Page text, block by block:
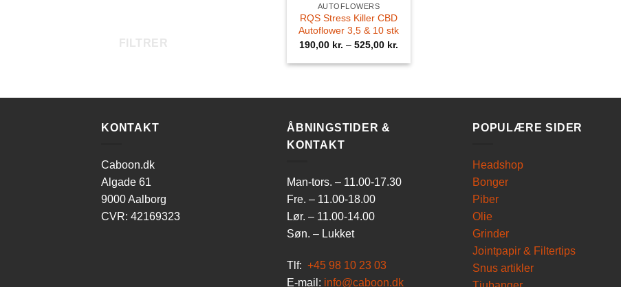
FILTRER
AUTOFLOWERS
RQS Stress Killer CBD
Autoflower 3,5 & 10 stk
190,00 kr. – 525,00 kr.
KONTAKT
Caboon.dk
Algade 61
9000 Aalborg
CVR: 42169323
ÅBNINGSTIDER &
KONTAKT
Man-tors. – 11.00-17.30
Fre. – 11.00-18.00
Lør. – 11.00-14.00
Søn. – Lukket
Tlf: +45 98 10 23 03
E-mail: info@caboon.dk
POPULÆRE SIDER
Headshop
Bonger
Piber
Olie
Grinder
Jointpapir & Filtertips
Snus artikler